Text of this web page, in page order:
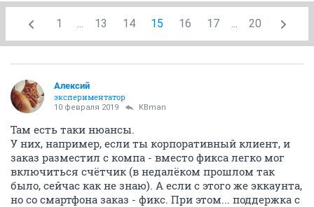
1 ... 13 14 15 16 17 ... 20
Алексий
экспериментатор
10 февраля 2019 KBman
Там есть таки нюансы.
У них, например, если ты корпоративный клиент, и
заказ разместил с компа - вместо фикса легко мог
включиться счётчик (в недалёком прошлом так
было, сейчас как не знаю). А если с этого же эккаунта,
но со смартфона заказ - фикс. При этом... поддержка с